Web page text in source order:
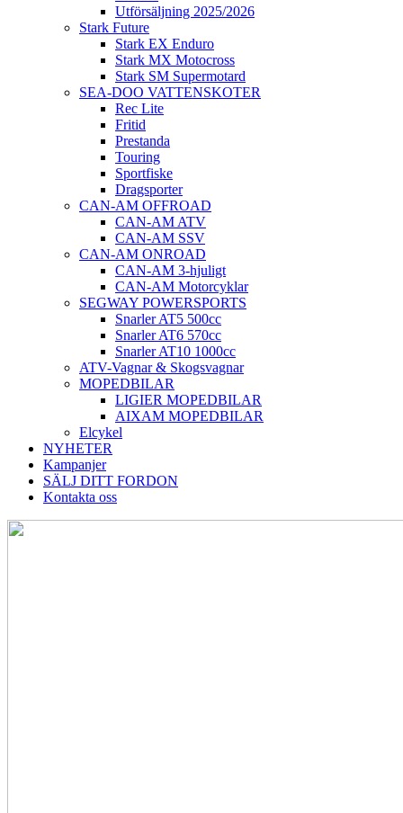
Utförsäljning 2025/2026
Stark Future
Stark EX Enduro
Stark MX Motocross
Stark SM Supermotard
SEA-DOO VATTENSKOTER
Rec Lite
Fritid
Prestanda
Touring
Sportfiske
Dragsporter
CAN-AM OFFROAD
CAN-AM ATV
CAN-AM SSV
CAN-AM ONROAD
CAN-AM 3-hjuligt
CAN-AM Motorcyklar
SEGWAY POWERSPORTS
Snarler AT5 500cc
Snarler AT6 570cc
Snarler AT10 1000cc
ATV-Vagnar & Skogsvagnar
MOPEDBILAR
LIGIER MOPEDBILAR
AIXAM MOPEDBILAR
Elcykel
NYHETER
Kampanjer
SÄLJ DITT FORDON
Kontakta oss